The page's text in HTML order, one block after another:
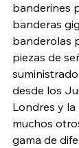
banderines
banderas
banderolas
piezas de
desde los
Londres y la
muchos
gama de